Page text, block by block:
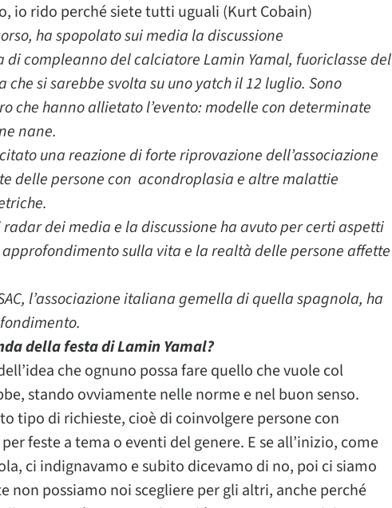
io rido perché siete tutti uguali (Kurt Cobain)
ha spopolato sui media la discussione
di compleanno del calciatore Lamin Yamal, fuoriclasse del
si sarebbe svolta su uno yatch il 12 luglio. Sono
che hanno allietato l’evento: modelle con determinate
nane.
una reazione di forte riprovazione dell’associazione
delle persone con acondroplasia e altre malattie
dei media e la discussione ha avuto per certi aspetti
sulla vita e la realtà delle persone affette
l’associazione italiana gemella di quella spagnola, ha
della festa di Lamin Yamal?
che ognuno possa fare quello che vuole col
stando ovviamente nelle norme e nel buon senso.
tipo di richieste, cioè di coinvolgere persone con
feste a tema o eventi del genere. E se all’inizio, come
ci indignavamo e subito dicevamo di no, poi ci siamo
non possiamo noi scegliere per gli altri, anche perché